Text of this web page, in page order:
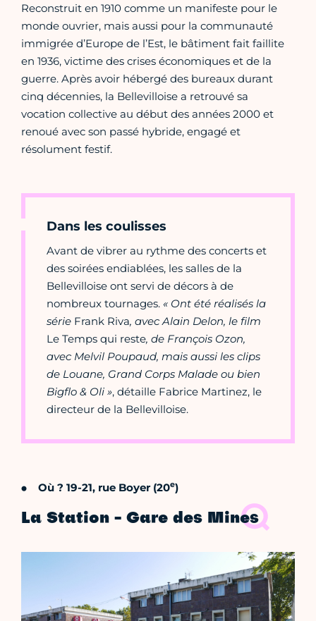
Reconstruit en 1910 comme un manifeste pour le
monde ouvrier, mais aussi pour la communauté
immigrée d’Europe de l’Est, le bâtiment fait faillite
en 1936, victime des crises économiques et de la
guerre. Après avoir hébergé des bureaux durant
cinq décennies, la Bellevilloise a retrouvé sa
vocation collective au début des années 2000 et
renoué avec son passé hybride, engagé et
résolument festif.
Dans les coulisses
Avant de vibrer au rythme des concerts et
des soirées endiablées, les salles de la
Bellevilloise ont servi de décors à de
nombreux tournages. « Ont été réalisés la
série Frank Riva, avec Alain Delon, le film
Le Temps qui reste, de François Ozon,
avec Melvil Poupaud, mais aussi les clips
de Louane, Grand Corps Malade ou bien
Bigflo & Oli », détaille Fabrice Martinez, le
directeur de la Bellevilloise.
Où ? 19-21, rue Boyer (20e)
La Station - Gare des Mines